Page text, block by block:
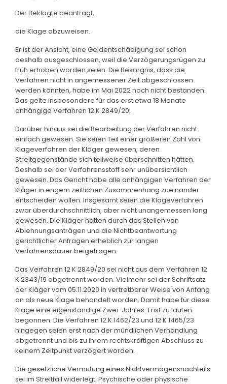
Der Beklagte beantragt,
die Klage abzuweisen.
Er ist der Ansicht, eine Geldentschädigung sei schon
deshalb ausgeschlossen, weil die Verzögerungsrügen zu
früh erhoben worden seien. Die Besorgnis, dass die
Verfahren nicht in angemessener Zeit abgeschlossen
werden könnten, habe im Mai 2022 noch nicht bestanden.
Das gelte insbesondere für das erst etwa 18 Monate
anhängige Verfahren 12 K 2849/20.
Darüber hinaus sei die Bearbeitung der Verfahren nicht
einfach gewesen. Sie seien Teil einer größeren Zahl von
Klageverfahren der Kläger gewesen, deren
Streitgegenstände sich teilweise überschnitten hätten.
Deshalb sei der Verfahrensstoff sehr unübersichtlich
gewesen. Das Gericht habe alle anhängigen Verfahren der
Kläger in engem zeitlichen Zusammenhang zueinander
entscheiden wollen. Insgesamt seien die Klageverfahren
zwar überdurchschnittlich, aber nicht unangemessen lang
gewesen. Die Kläger hätten durch das Stellen von
Ablehnungsanträgen und die Nichtbeantwortung
gerichtlicher Anfragen erheblich zur langen
Verfahrensdauer beigetragen.
Das Verfahren 12 K 2849/20 sei nicht aus dem Verfahren 12
K 2343/19 abgetrennt worden. Vielmehr sei der Schriftsatz
der Kläger vom 05.11.2020 in vertretbarer Weise von Anfang
an als neue Klage behandelt worden. Damit habe für diese
Klage eine eigenständige Zwei-Jahres-Frist zu laufen
begonnen. Die Verfahren 12 K 1462/23 und 12 K 1465/23
hingegen seien erst nach der mündlichen Verhandlung
abgetrennt und bis zu ihrem rechtskräftigen Abschluss zu
keinem Zeitpunkt verzögert worden.
Die gesetzliche Vermutung eines Nichtvermögensnachteils
sei im Streitfall widerlegt. Psychische oder physische